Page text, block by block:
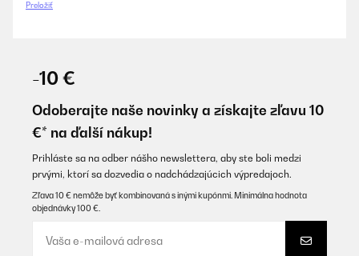
Preložiť
-10 €
Odoberajte naše novinky a získajte zľavu 10
€* na ďalší nákup!
Prihláste sa na odber nášho newslettera, aby ste boli medzi
prvými, ktorí sa dozvedia o nadchádzajúcich výpredajoch.
Zľava 10 € nemôže byť kombinovaná s inými kupónmi. Minimálna hodnota
objednávky 100 €.